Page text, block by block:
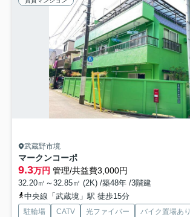
武蔵野市境
マークンコーポ
9.3万円 管理/共益費3,000円
32.20㎡～32.85㎡ (2K) /築48年 /3階建
中央線「武蔵境」駅 徒歩15分
駐輪場 CATV 光ファイバー バイク置場あり